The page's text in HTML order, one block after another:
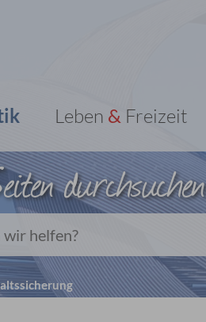
Leben & Freizeit
durchsuchen
helfen?